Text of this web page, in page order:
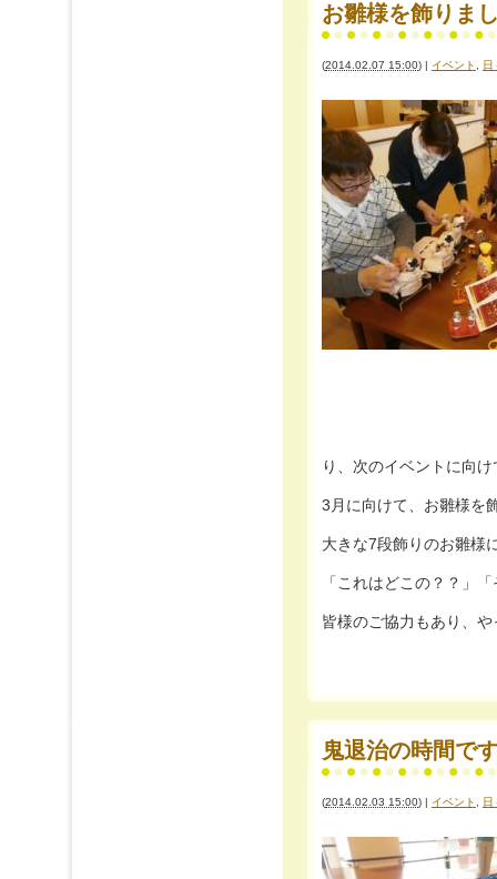
お雛様を飾りま
(2014.02.07 15:00) | イベント 日
り、次のイベントに向
3月に向けて、お雛様を
大きな7段飾りのお雛様
「これはどこの？？」
皆様のご協力もあり、
鬼退治の時間で
(2014.02.03 15:00) | イベント 日